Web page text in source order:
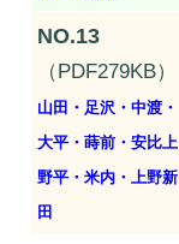
NO.13
（PDF279KB）
山田・足沢・中渡・
大平・蒔前・安比上
野平・米内・上野新
田